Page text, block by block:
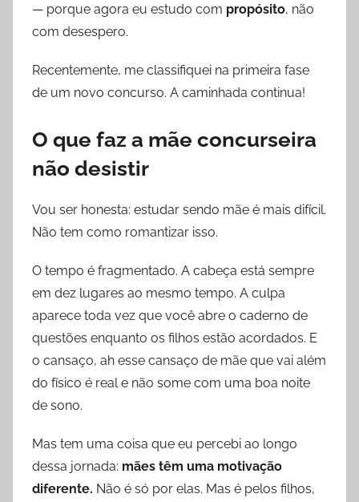
— porque agora eu estudo com propósito, não
com desespero.
Recentemente, me classifiquei na primeira fase
de um novo concurso. A caminhada continua!
O que faz a mãe concurseira
não desistir
Vou ser honesta: estudar sendo mãe é mais difícil.
Não tem como romantizar isso.
O tempo é fragmentado. A cabeça está sempre
em dez lugares ao mesmo tempo. A culpa
aparece toda vez que você abre o caderno de
questões enquanto os filhos estão acordados. E
o cansaço, ah esse cansaço de mãe que vai além
do físico é real e não some com uma boa noite
de sono.
Mas tem uma coisa que eu percebi ao longo
dessa jornada: mães têm uma motivação
diferente. Não é só por elas. Mas é pelos filhos,